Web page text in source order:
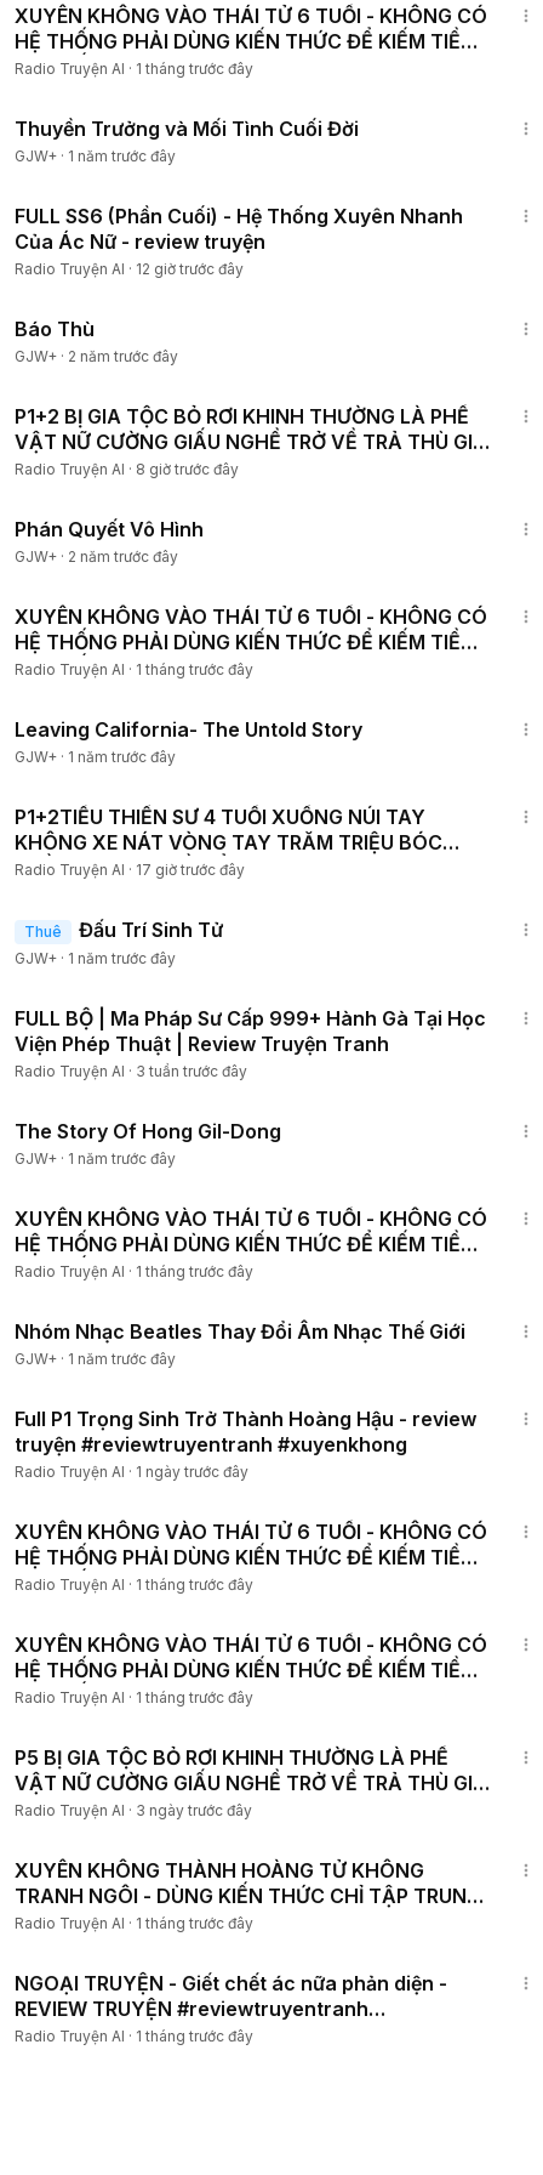
XUYÊN KHÔNG VÀO THÁI TỬ 6 TUỔI - KHÔNG CÓ
HỆ THỐNG PHẢI DÙNG KIẾN THỨC ĐỂ KIẾM TIỀN
VÀ THẾ LỰC P2
Radio Truyện AI · 1 tháng trước đây
Thuyền Trưởng và Mối Tình Cuối Đời
GJW+ · 1 năm trước đây
FULL SS6 (Phần Cuối) - Hệ Thống Xuyên Nhanh
Của Ác Nữ - review truyện
Radio Truyện AI · 12 giờ trước đây
Báo Thù
GJW+ · 2 năm trước đây
P1+2 BỊ GIA TỘC BỎ RƠI KHINH THƯỜNG LÀ PHẾ
VẬT NỮ CƯỜNG GIẤU NGHỀ TRỞ VỀ TRẢ THÙ GIẢ
THIÊN KIM GIẢ
Radio Truyện AI · 8 giờ trước đây
Phán Quyết Vô Hình
GJW+ · 2 năm trước đây
XUYÊN KHÔNG VÀO THÁI TỬ 6 TUỔI - KHÔNG CÓ
HỆ THỐNG PHẢI DÙNG KIẾN THỨC ĐỂ KIẾM TIỀN
VÀ THẾ LỰC P4
Radio Truyện AI · 1 tháng trước đây
Leaving California- The Untold Story
GJW+ · 1 năm trước đây
P1+2TIỂU THIỀN SƯ 4 TUỔI XUỐNG NÚI TAY
KHÔNG XE NÁT VÒNG TAY TRĂM TRIỆU BÓC
TRẦN SỰ THẬT VỀ TIỂU TAM
Radio Truyện AI · 17 giờ trước đây
Thuê Đấu Trí Sinh Tử
GJW+ · 1 năm trước đây
FULL BỘ | Ma Pháp Sư Cấp 999+ Hành Gà Tại Học
Viện Phép Thuật | Review Truyện Tranh
Radio Truyện AI · 3 tuần trước đây
The Story Of Hong Gil-Dong
GJW+ · 1 năm trước đây
XUYÊN KHÔNG VÀO THÁI TỬ 6 TUỔI - KHÔNG CÓ
HỆ THỐNG PHẢI DÙNG KIẾN THỨC ĐỂ KIẾM TIỀN
VÀ THẾ LỰC P7
Radio Truyện AI · 1 tháng trước đây
Nhóm Nhạc Beatles Thay Đổi Âm Nhạc Thế Giới
GJW+ · 1 năm trước đây
Full P1 Trọng Sinh Trở Thành Hoàng Hậu - review
truyện #reviewtruyentranh #xuyenkhong
Radio Truyện AI · 1 ngày trước đây
XUYÊN KHÔNG VÀO THÁI TỬ 6 TUỔI - KHÔNG CÓ
HỆ THỐNG PHẢI DÙNG KIẾN THỨC ĐỂ KIẾM TIỀN
VÀ THẾ LỰC P8
Radio Truyện AI · 1 tháng trước đây
XUYÊN KHÔNG VÀO THÁI TỬ 6 TUỔI - KHÔNG CÓ
HỆ THỐNG PHẢI DÙNG KIẾN THỨC ĐỂ KIẾM TIỀN
VÀ THẾ LỰC P5
Radio Truyện AI · 1 tháng trước đây
P5 BỊ GIA TỘC BỎ RƠI KHINH THƯỜNG LÀ PHẾ
VẬT NỮ CƯỜNG GIẤU NGHỀ TRỞ VỀ TRẢ THÙ GIẢ
THIÊN KIM GIẢ
Radio Truyện AI · 3 ngày trước đây
XUYÊN KHÔNG THÀNH HOÀNG TỬ KHÔNG
TRANH NGÔI - DÙNG KIẾN THỨC CHỈ TẬP TRUNG
XÂY DỰNG QUÂN ĐỘI P28
Radio Truyện AI · 1 tháng trước đây
NGOẠI TRUYỆN - Giết chết ác nữa phản diện -
REVIEW TRUYỆN #reviewtruyentranh
#cuumuoireview
Radio Truyện AI · 1 tháng trước đây